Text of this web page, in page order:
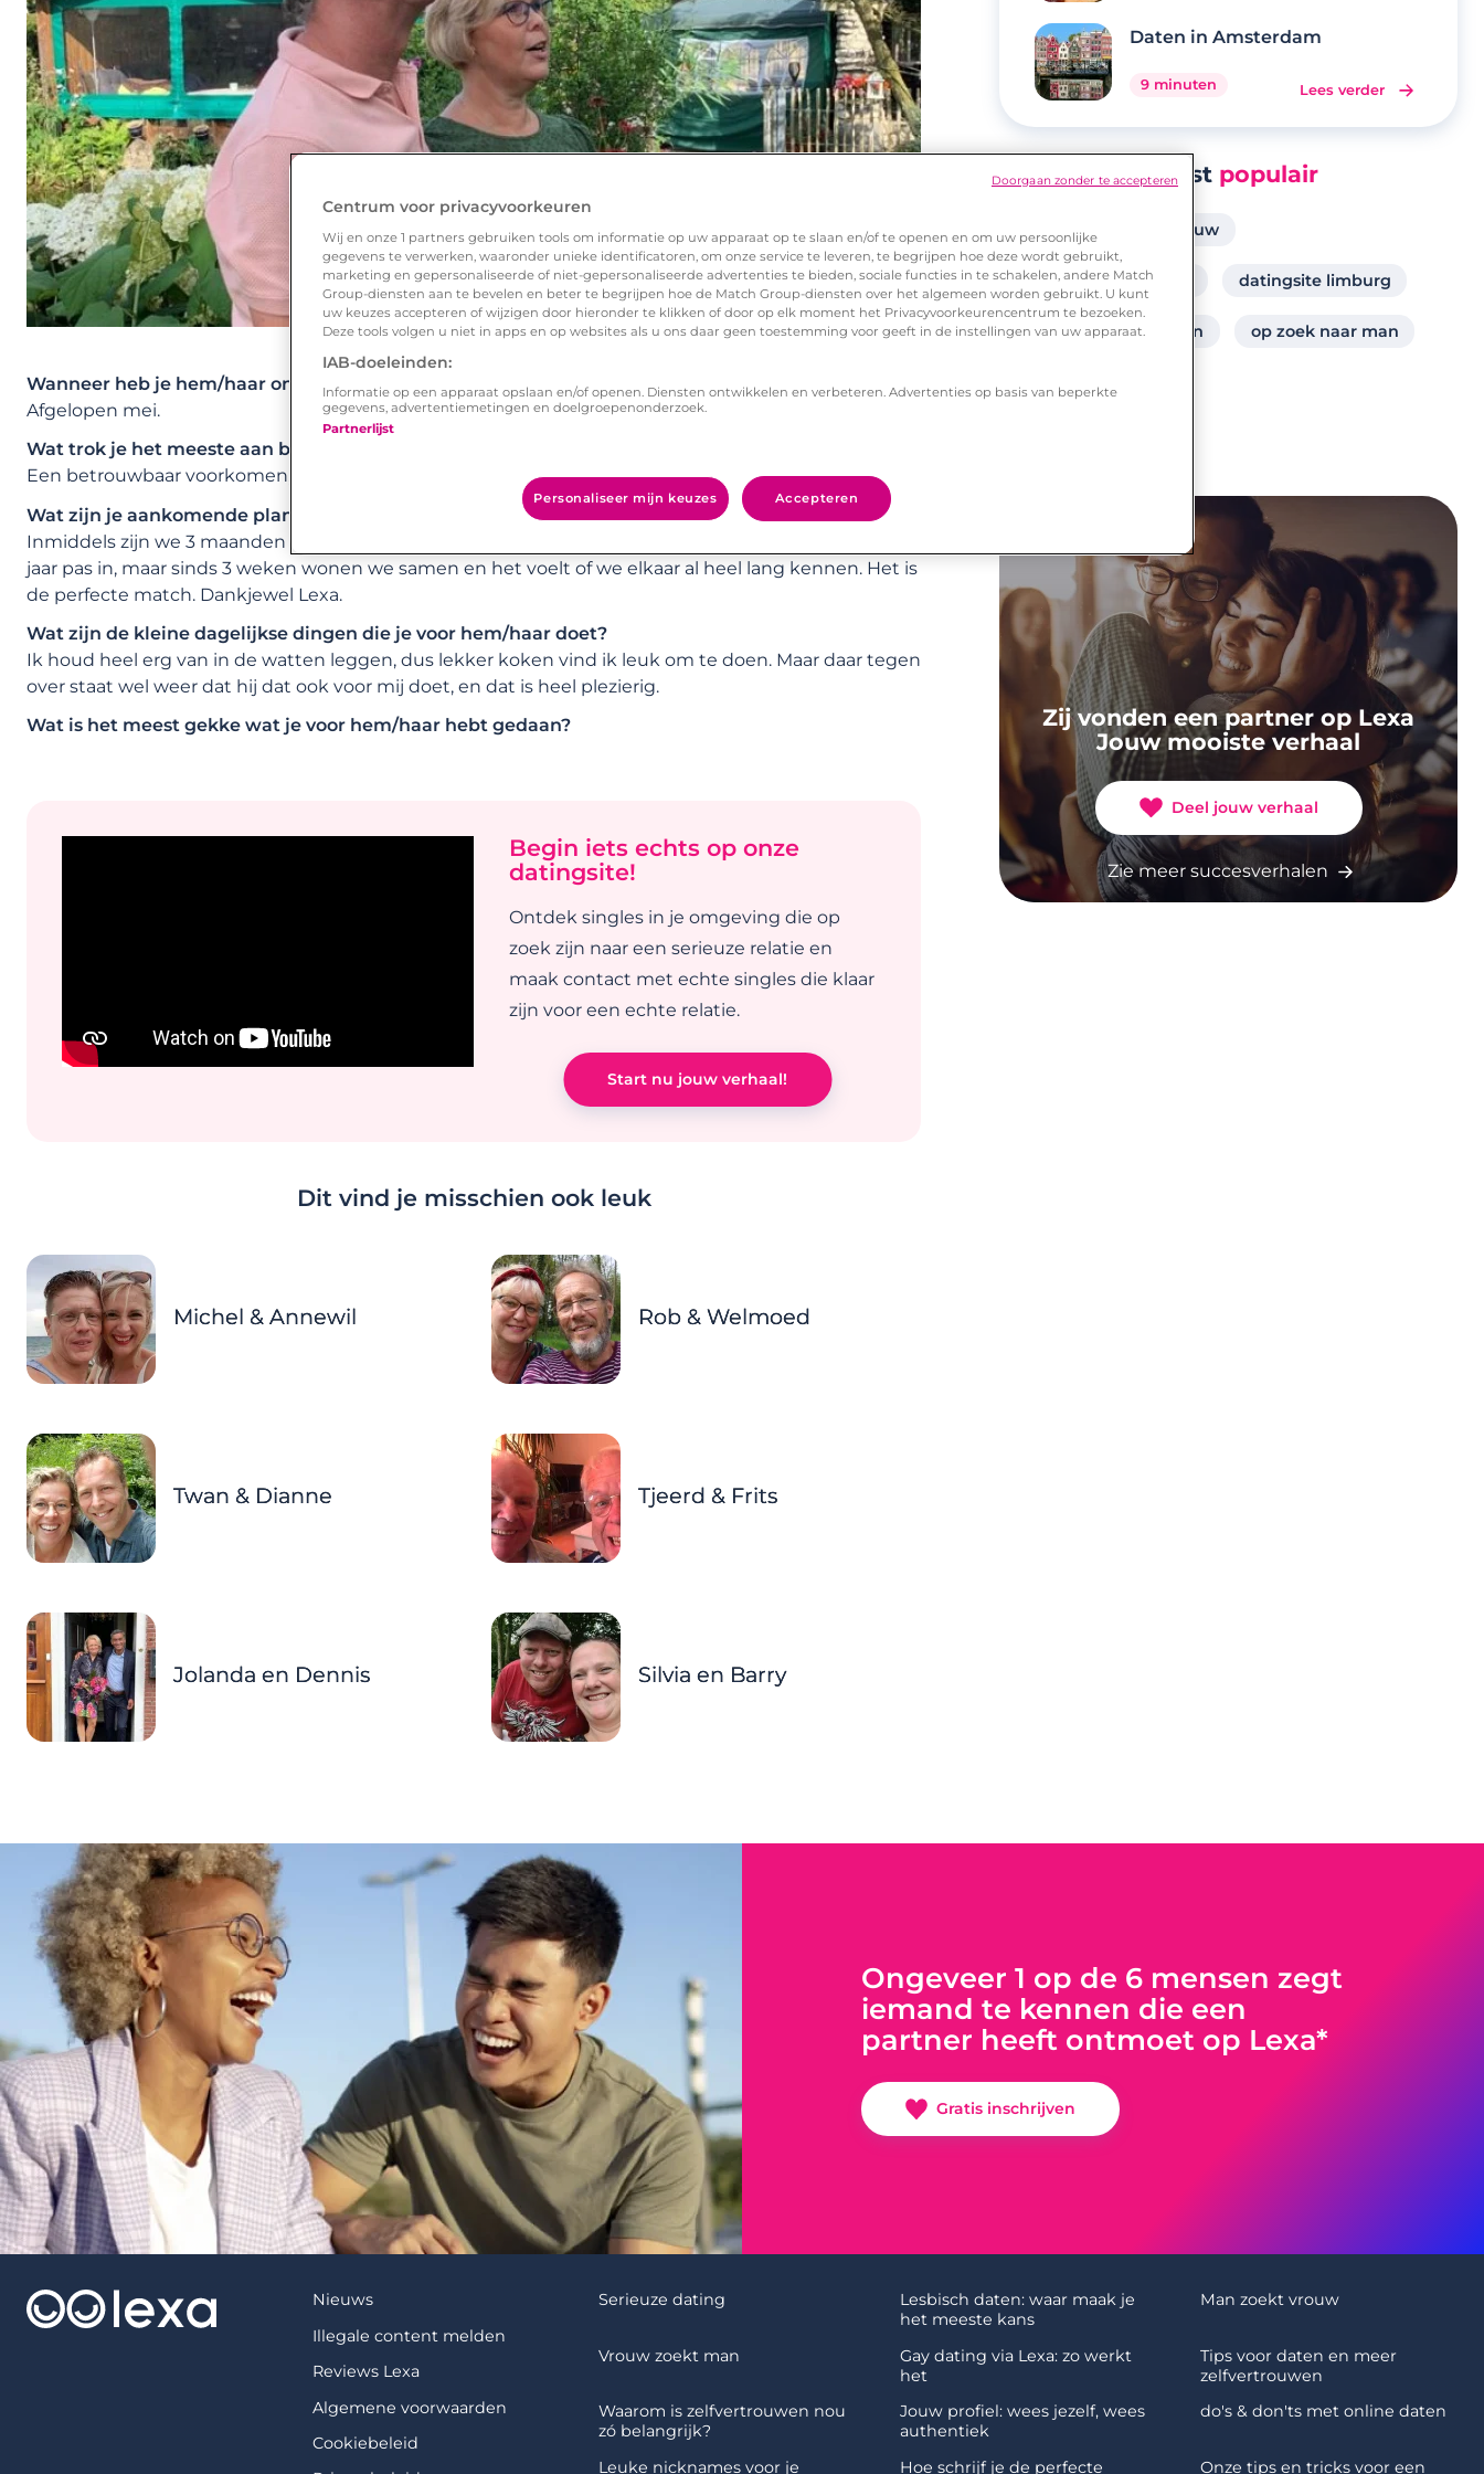
Wanneer heb je hem/haar ontmoet?
Afgelopen mei.
Wat trok je het meeste aan bij zijn/haar Lexa profiel?
Een betrouwbaar voorkomen, en een zachte uitstraling.
Wat zijn je aankomende plannen (vakantie, samenwonen, verloven…)?
Inmiddels zijn we 3 maanden verder en hebben we samen een huis gekocht. We kunnen er volgend
jaar pas in, maar sinds 3 weken wonen we samen en het voelt of we elkaar al heel lang kennen. Het is
de perfecte match. Dankjewel Lexa.
Wat zijn de kleine dagelijkse dingen die je voor hem/haar doet?
Ik houd heel erg van in de watten leggen, dus lekker koken vind ik leuk om te doen. Maar daar tegen
over staat wel weer dat hij dat ook voor mij doet, en dat is heel plezierig.
Wat is het meest gekke wat je voor hem/haar hebt gedaan?
Begin iets echts op onze
datingsite!
Ontdek singles in je omgeving die op
zoek zijn naar een serieuze relatie en
maak contact met echte singles die klaar
zijn voor een echte relatie.
Start nu jouw verhaal!
Dit vind je misschien ook leuk
Michel & Annewil Rob & Welmoed
Twan & Dianne Tjeerd & Frits
Jolanda en Dennis Silvia en Barry
Daten in Amsterdam
9 minuten Lees verder
Meest populair
relatie man zoekt vrouw
kroonluchter standje datingsite limburg
op zoek naar een man op zoek naar man
vrouw zegt date af
Zij vonden een partner op Lexa
Jouw mooiste verhaal
Deel jouw verhaal
Zie meer succesverhalen
Ongeveer 1 op de 6 mensen zegt
iemand te kennen die een
partner heeft ontmoet op Lexa*
Gratis inschrijven
Nieuws
Illegale content melden
Reviews Lexa
Algemene voorwaarden
Cookiebeleid
Serieuze dating
Lesbisch daten: waar maak je
het meeste kans
Man zoekt vrouw
Vrouw zoekt man
Gay dating via Lexa: zo werkt
het
Tips voor daten en meer
zelfvertrouwen
Waarom is zelfvertrouwen nou
zó belangrijk?
Jouw profiel: wees jezelf, wees
authentiek
do's & don'ts met online daten
Leuke nicknames voor je Hoe schrijf je de perfecte Onze tips en tricks voor een
Centrum voor privacyvoorkeuren
Wij en onze 1 partners gebruiken tools om informatie op uw apparaat op te slaan en/of te openen en om uw persoonlijke
gegevens te verwerken, waaronder unieke identificatoren, om onze service te leveren, te begrijpen hoe deze wordt gebruikt,
marketing en gepersonaliseerde of niet-gepersonaliseerde advertenties te bieden, sociale functies in te schakelen, andere Match
Group-diensten aan te bevelen en beter te begrijpen hoe de Match Group-diensten over het algemeen worden gebruikt. U kunt
uw keuzes accepteren of wijzigen door hieronder te klikken of door op elk moment het Privacyvoorkeurencentrum te bezoeken.
Deze tools volgen u niet in apps en op websites als u ons daar geen toestemming voor geeft in de instellingen van uw apparaat.
IAB-doeleinden:
Informatie op een apparaat opslaan en/of openen. Diensten ontwikkelen en verbeteren. Advertenties op basis van beperkte
gegevens, advertentiemetingen en doelgroepenonderzoek.
Partnerlijst
Personaliseer mijn keuzes Accepteren
Doorgaan zonder te accepteren